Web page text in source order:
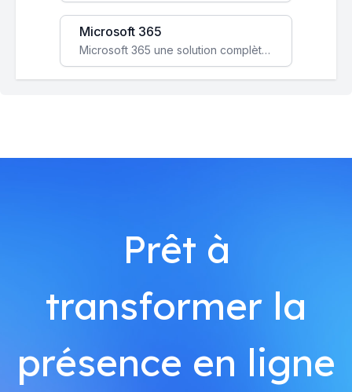
Microsoft 365
Microsoft 365 une solution complète qui booste votre productivité, renforce la sécurité de vos données et facilite la collaboration.
Prêt à
transformer la
présence en ligne